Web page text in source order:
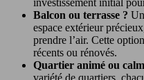
investissement initial
Balcon ou terrasse ?
espace extérieur
prendre l’air. Cette
récents ou rénovés.
Quartier animé ou